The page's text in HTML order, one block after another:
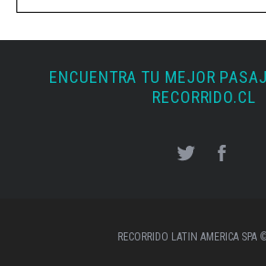
ENCUENTRA TU MEJOR
RECORRIDO.CL
RECORRIDO LATIN AMERICA SPA